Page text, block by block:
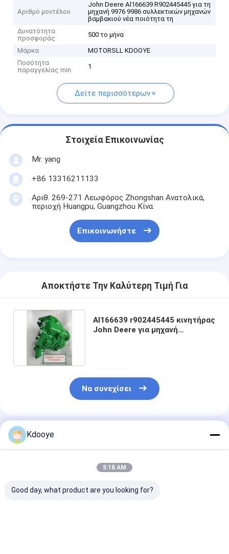
Αριθμό μοντέλου
John Deere Al166639 R902445445 για τη
μηχανή 9976 9986 συλλεκτικών μηχανών
βαμβακιού νέα ποιότητα τη
Δυνατότητα
προσφοράς
500 το μήνα
Μάρκα
MOTORSLL KDOOYE
Ποσότητα
παραγγελίας min
1
Δείτε περισσότερων
Στοιχεία Επικοινωνίας
Mr. yang
+86 13316211133
Αριθ. 269-271 Λεωφόρος Zhongshan Ανατολικά,
περιοχή Huangpu, Guangzhou Κίνα.
Επικοινωνήστε
Αποκτήστε Την Καλύτερη Τιμή Για
Al166639 r902445445 κινητήρας
John Deere για μηχανή
Να συνεχίσει
Συνιστώμενα Προϊόντα
Kdooye
5:18 AM
Good day, what product are you looking for?